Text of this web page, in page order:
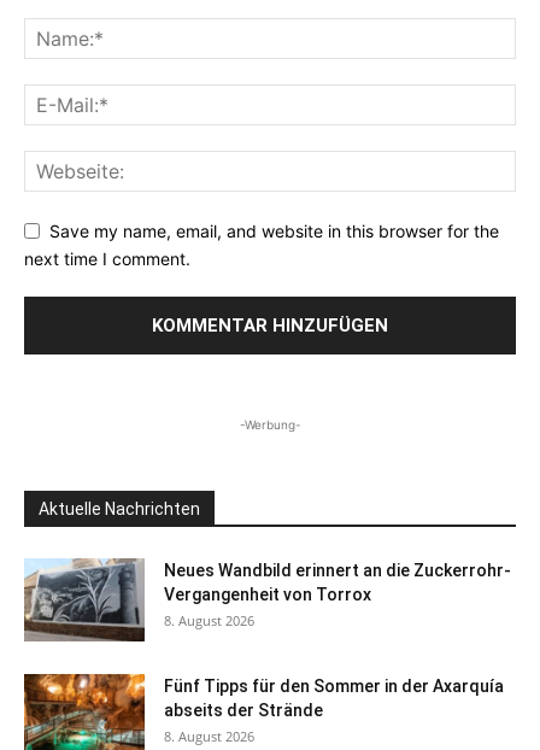
Save my name, email, and website in this browser for the
next time I comment.
-Werbung-
Aktuelle Nachrichten
Neues Wandbild erinnert an die Zuckerrohr-
Vergangenheit von Torrox
8. August 2026
Fünf Tipps für den Sommer in der Axarquía
abseits der Strände
8. August 2026